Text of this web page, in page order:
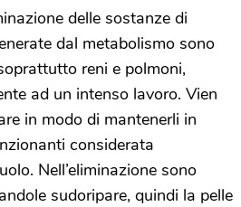
delle sostanze di
dal metabolismo sono
reni e polmoni,
ad un intenso lavoro. Vien
in modo di mantenerli in
considerata
Nell’eliminazione sono
sudoripare, quindi la pelle